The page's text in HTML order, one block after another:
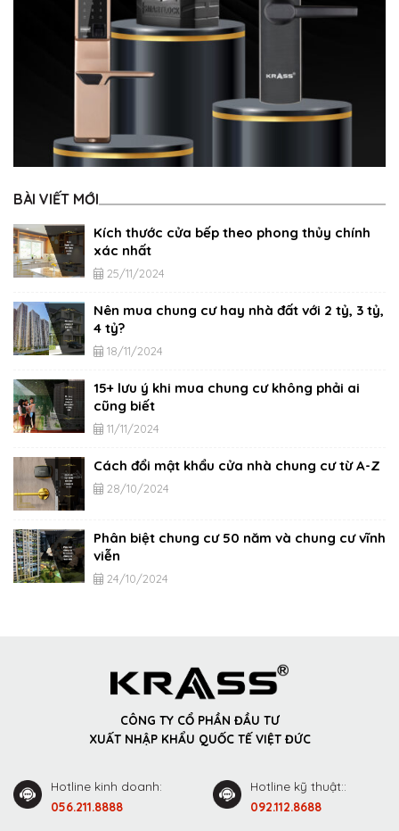
BÀI VIẾT MỚI
Kích thước cửa bếp theo phong thủy chính
xác nhất
25/11/2024
Nên mua chung cư hay nhà đất với 2 tỷ, 3 tỷ,
4 tỷ?
18/11/2024
15+ lưu ý khi mua chung cư không phải ai
cũng biết
11/11/2024
Cách đổi mật khẩu cửa nhà chung cư từ A-Z
28/10/2024
Phân biệt chung cư 50 năm và chung cư vĩnh
viễn
24/10/2024
CÔNG TY CỔ PHẦN ĐẦU TƯ
XUẤT NHẬP KHẨU QUỐC TẾ VIỆT ĐỨC
Hotline kinh doanh:
056.211.8888
Hotline kỹ thuật::
092.112.8688